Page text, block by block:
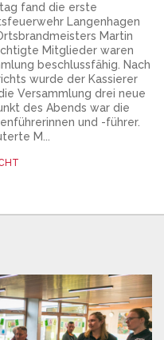
fand die erste
Langenhagen
Martin
Mitglieder waren
beschlussfähig. Nach
wurde der Kassierer
Versammlung drei neue
des Abends war die
und -führer.
M...